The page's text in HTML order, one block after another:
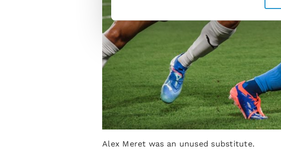
Alex Meret was an unused substitute.